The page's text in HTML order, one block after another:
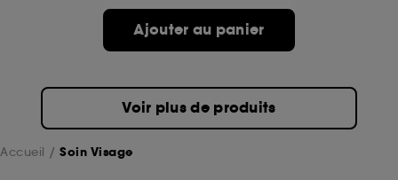
Ajouter au panier
Voir plus de produits
Accueil Soin Visage
pouvez personnaliser vos choix concernant le dépôt
de ces cookies grâce au bouton "personnaliser mes
choix" ci-dessous ou décider de "tout accepter".
Sephora pourra associer les informations de